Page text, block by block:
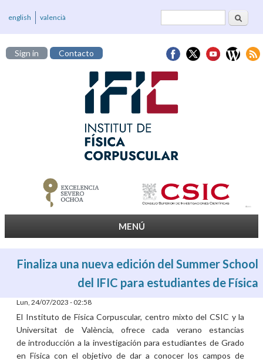
Formulario deBuscar
english valencià
Sign in Contacto
MENÚ
Finaliza una nueva edición del Summer School
del IFIC para estudiantes de Física
Lun, 24/07/2023 - 02:58
El Instituto de Física Corpuscular, centro mixto del CSIC y la
Universitat de València, ofrece cada verano estancias
de introducción a la investigación para estudiantes de Grado
en Física con el objetivo de dar a conocer los campos de